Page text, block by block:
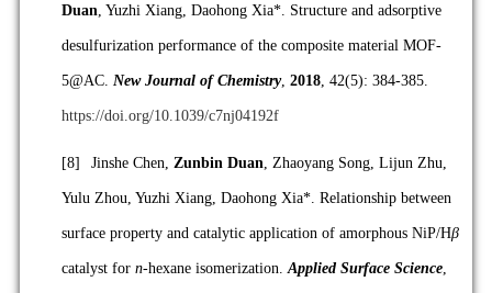
Duan , Yuzhi Xiang, Daohong Xia*. Structure and adsorptive
desulfurization performance of the composite material MOF-
5@AC. New Journal of Chemistry, 2018, 42(5): 384-385.
https://doi.org/10.1039/c7nj04192f
[8] Jinshe Chen, Zunbin Duan , Zhaoyang Song, Lijun Zhu,
Yulu Zhou, Yuzhi Xiang, Daohong Xia*. Relationship between
surface property and catalytic application of amorphous NiP/Hβ
catalyst for n-hexane isomerization. Applied Surface Science,